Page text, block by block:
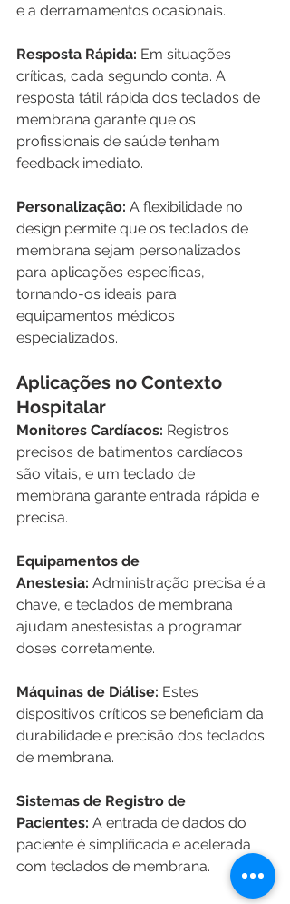
e a derramamentos ocasionais.
Resposta Rápida: Em situações
críticas, cada segundo conta. A
resposta tátil rápida dos teclados de
membrana garante que os
profissionais de saúde tenham
feedback imediato.
Personalização: A flexibilidade no
design permite que os teclados de
membrana sejam personalizados
para aplicações específicas,
tornando-os ideais para
equipamentos médicos
especializados.
Aplicações no Contexto
Hospitalar
Monitores Cardíacos: Registros
precisos de batimentos cardíacos
são vitais, e um teclado de
membrana garante entrada rápida e
precisa.
Equipamentos de
Anestesia: Administração precisa é a
chave, e teclados de membrana
ajudam anestesistas a programar
doses corretamente.
Máquinas de Diálise: Estes
dispositivos críticos se beneficiam da
durabilidade e precisão dos teclados
de membrana.
Sistemas de Registro de
Pacientes: A entrada de dados do
paciente é simplificada e acelerada
com teclados de membrana.